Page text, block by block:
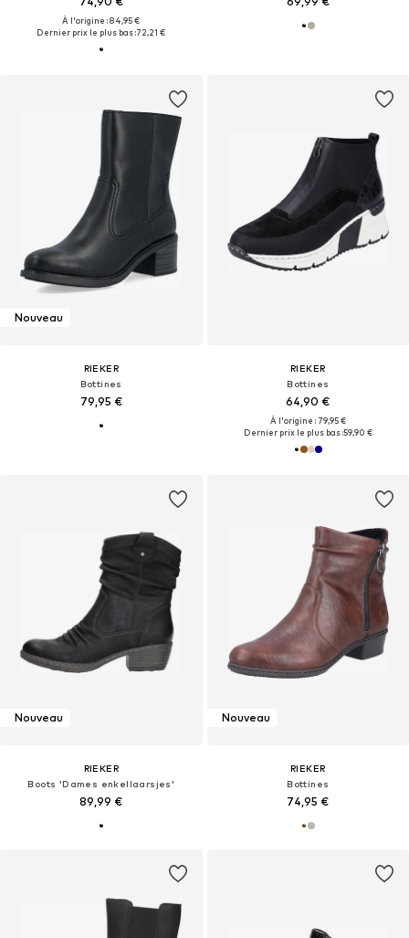
À l'origine : 84,95 €
Dernier prix le plus bas :72,21 €
Nouveau
RIEKER
Bottines
79,95 €
RIEKER
Bottines
64,90 €
À l'origine : 79,95 €
Dernier prix le plus bas :59,90 €
Nouveau
RIEKER
Boots 'Dames enkellaarsjes'
89,99 €
Nouveau
RIEKER
Bottines
74,95 €